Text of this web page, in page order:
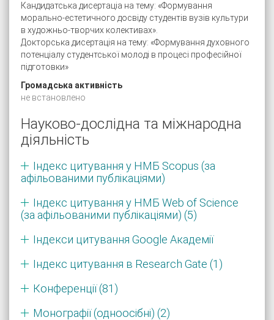
Кандидатська дисертаціа на тему: «Формування
морально-естетичного досвіду студентів вузів культури
в художньо-творчих колективах».
Докторська дисертація на тему: «Формування духовного
потенціалу студентської молоді в процесі професійної
підготовки»
Громадська активність
не встановлено
Науково-дослідна та міжнародна
діяльність
Індекс цитування у НМБ Scopus (за
афільованими публікаціями)
Індекс цитування у НМБ Web of Science
(за афільованими публікаціями) (5)
Індекси цитування Google Академії
Індекс цитування в Research Gate (1)
Конференції (81)
Монографії (одноосібні) (2)